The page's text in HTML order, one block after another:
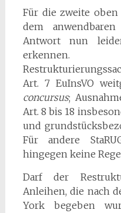
Für die zweite oben
dem
Antwort nun
Art. 7 EuInsVO
concursus;
Art. 8 bis 18
und
Für andere
hingegen keine
Darf der
Anleihen, die nach
York begeben